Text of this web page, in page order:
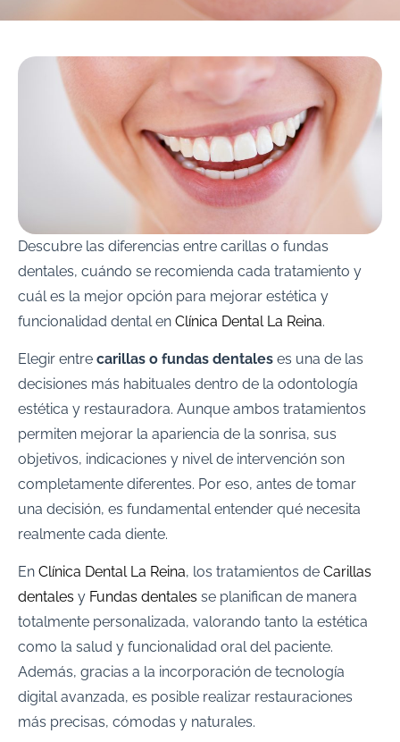
Descubre las diferencias entre carillas o fundas
dentales, cuándo se recomienda cada tratamiento y
cuál es la mejor opción para mejorar estética y
funcionalidad dental en Clínica Dental La Reina.
Elegir entre carillas o fundas dentales es una de las
decisiones más habituales dentro de la odontología
estética y restauradora. Aunque ambos tratamientos
permiten mejorar la apariencia de la sonrisa, sus
objetivos, indicaciones y nivel de intervención son
completamente diferentes. Por eso, antes de tomar
una decisión, es fundamental entender qué necesita
realmente cada diente.
En Clínica Dental La Reina, los tratamientos de Carillas
dentales y Fundas dentales se planifican de manera
totalmente personalizada, valorando tanto la estética
como la salud y funcionalidad oral del paciente.
Además, gracias a la incorporación de tecnología
digital avanzada, es posible realizar restauraciones
más precisas, cómodas y naturales.